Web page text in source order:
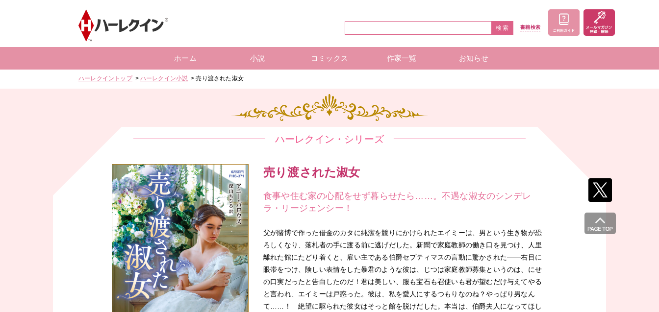
検索 書籍検索
ホーム 小説 コミックス 作家一覧 お知らせ
ハーレクイントップ ハーレクイン小説 売り渡された淑女
ハーレクイン・シリーズ
売り渡された淑女
食事や住む家の心配をせず暮らせたら……。不遇な淑女のシンデレ
ラ・リージェンシー！
父が賭博で作った借金のカタに純潔を競りにかけられたエイミーは、男という生き物が恐
ろしくなり、落札者の手に渡る前に逃げだした。新聞で家庭教師の働き口を見つけ、人里
離れた館にたどり着くと、雇い主である伯爵セプティマスの言動に驚かされた――右目に
眼帯をつけ、険しい表情をした暴君のような彼は、じつは家庭教師募集というのは、にせ
の口実だったと告白したのだ！君は美しい、服も宝石も召使いも君が望むだけ与えてやる
と言われ、エイミーは戸惑った。彼は、私を愛人にするつもりなのね？やっぱり男なん
て……！ 絶望に駆られた彼女はそっと館を脱けだした。本当は、伯爵夫人になってほし